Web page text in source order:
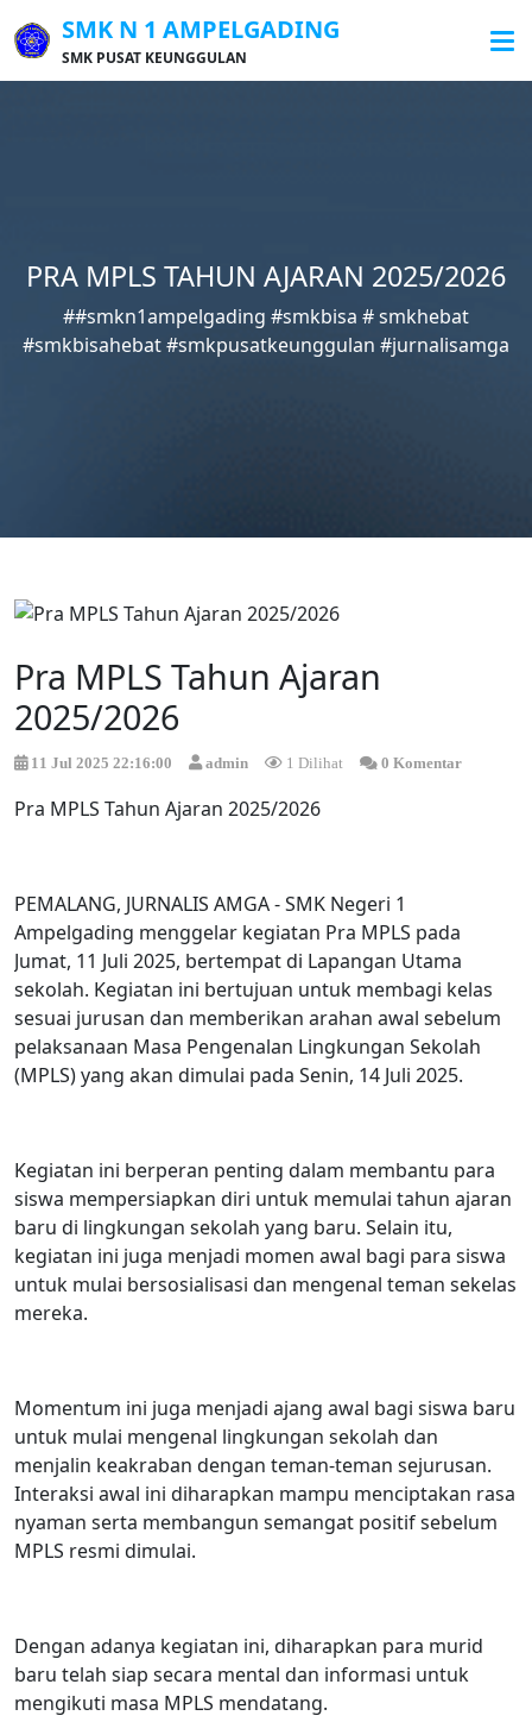
SMK N 1 AMPELGADING
SMK PUSAT KEUNGGULAN
PRA MPLS TAHUN AJARAN 2025/2026
##smkn1ampelgading #smkbisa # smkhebat
#smkbisahebat #smkpusatkeunggulan #jurnalisamga
Pra MPLS Tahun Ajaran
2025/2026
11 Jul 2025 22:16:00 admin 1 Dilihat 0 Komentar
Pra MPLS Tahun Ajaran 2025/2026
PEMALANG, JURNALIS AMGA - SMK Negeri 1
Ampelgading menggelar kegiatan Pra MPLS pada
Jumat, 11 Juli 2025, bertempat di Lapangan Utama
sekolah. Kegiatan ini bertujuan untuk membagi kelas
sesuai jurusan dan memberikan arahan awal sebelum
pelaksanaan Masa Pengenalan Lingkungan Sekolah
(MPLS) yang akan dimulai pada Senin, 14 Juli 2025.
Kegiatan ini berperan penting dalam membantu para
siswa mempersiapkan diri untuk memulai tahun ajaran
baru di lingkungan sekolah yang baru. Selain itu,
kegiatan ini juga menjadi momen awal bagi para siswa
untuk mulai bersosialisasi dan mengenal teman sekelas
mereka.
Momentum ini juga menjadi ajang awal bagi siswa baru
untuk mulai mengenal lingkungan sekolah dan
menjalin keakraban dengan teman-teman sejurusan.
Interaksi awal ini diharapkan mampu menciptakan rasa
nyaman serta membangun semangat positif sebelum
MPLS resmi dimulai.
Dengan adanya kegiatan ini, diharapkan para murid
baru telah siap secara mental dan informasi untuk
mengikuti masa MPLS mendatang.